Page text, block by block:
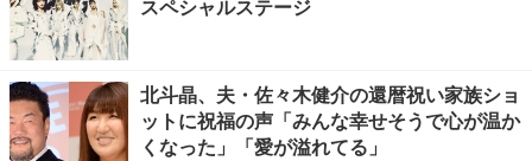
スペシャルステージ
北斗晶、夫・佐々木健介の還暦祝い家族ショ
ットに祝福の声「みんな幸せそうで心が温か
くなった」「愛が溢れてる」